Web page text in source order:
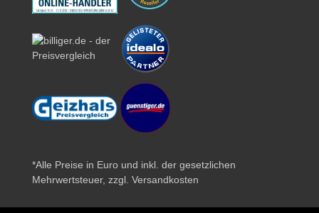
*Alle Preise in Euro und inkl. der gesetzlichen
Mehrwertsteuer, zzgl. Versandkosten